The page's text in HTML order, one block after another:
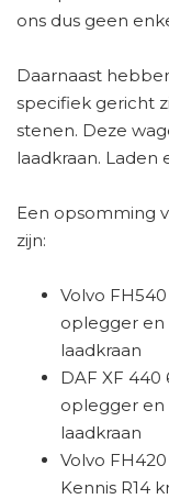
ons dus geen
Daarnaast
specifiek gericht
stenen. Deze
laadkraan. Laden
Een opsomming
zijn:
Volvo
oplegger en
laadkraan
DAF XF 440
oplegger en
laadkraan
Volvo
Kennis R14